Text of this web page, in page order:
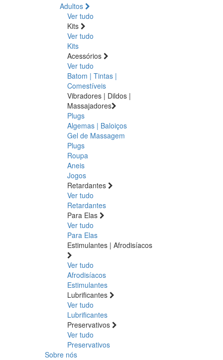
Adultos
Ver tudo
Kits
Ver tudo
Kits
Acessórios
Ver tudo
Batom | Tintas |
Comestíveis
Vibradores | Dildos |
Massajadores
Plugs
Algemas | Baloiços
Gel de Massagem
Plugs
Roupa
Aneis
Jogos
Retardantes
Ver tudo
Retardantes
Para Elas
Ver tudo
Para Elas
Estimulantes | Afrodisíacos
Ver tudo
Afrodisíacos
Estimulantes
Lubrificantes
Ver tudo
Lubrificantes
Preservativos
Ver tudo
Preservativos
Sobre nós